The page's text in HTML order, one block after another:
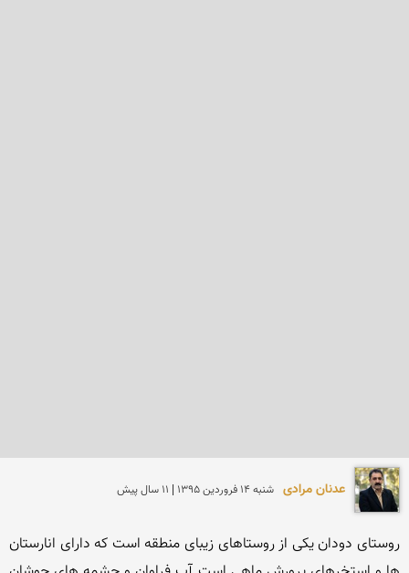
عدنان مرادی شنبه 14 فروردين 1395 | 11 سال پیش